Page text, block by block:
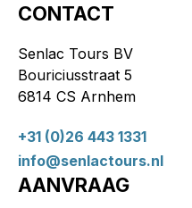
CONTACT
Senlac Tours BV
Bouriciusstraat 5
6814 CS Arnhem
+31 (0)26 443 1331
info@senlactours.nl
AANVRAAG